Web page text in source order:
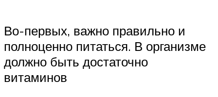
Во-первых, важно правильно и
полноценно питаться. В организме
должно быть достаточно
витаминов